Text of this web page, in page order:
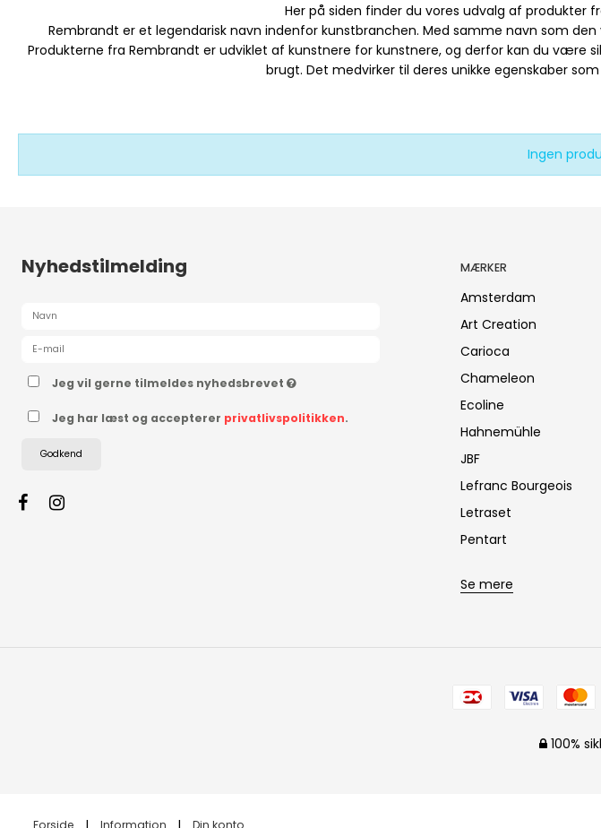
Her på siden finder du vores udvalg af produkter
Rembrandt er et legendarisk navn indenfor kunstbranchen. Med samme navn som
Produkterne fra Rembrandt er udviklet af kunstnere for kunstnere, og derfor kan du være
brugt. Det medvirker til deres unikke egenskaber
Ingen
Nyhedstilmelding
Jeg vil gerne tilmeldes nyhedsbrevet
Jeg har læst og accepterer privatlivspolitikken.
Godkend
MÆRKER
Amsterdam
Art Creation
Carioca
Chameleon
Ecoline
Hahnemühle
JBF
Lefranc Bourgeois
Letraset
Pentart
Se mere
100%
Forside Information Din konto